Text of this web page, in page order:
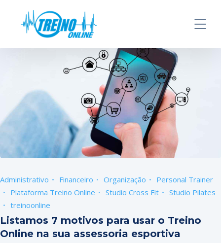
Administrativo Financeiro Organização
Personal Trainer
Plataforma Treino Online
Studio Cross Fit
Studio Pilates
treinoonline
Listamos 7 motivos para usar o Treino
Online na sua assessoria esportiva